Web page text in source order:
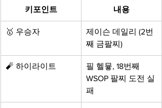
키포인트 내용
🥇 우승자
제이슨 데일리 (2번
째 금팔찌)
🧨 하이라이트
필 헬뮿, 18번째
WSOP 팔찌 도전 실
패